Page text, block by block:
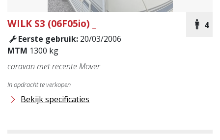
4
WILK S3 (06F05io) _
Eerste gebruik: 20/03/2006
MTM 1300 kg
caravan met recente Mover
In opdracht te verkopen
Bekijk specificaties